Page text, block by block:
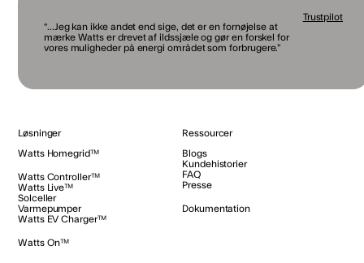
“...Jeg kan ikke andet end sige, det er en fornøjelse at
mærke Watts er drevet af ildssjæle og gør en forskel for
vores muligheder på energi området som forbrugere.”
Trustpilot
Løsninger
Watts Homegrid™
Watts Controller™
Watts Live™
Solceller
Varmepumper
Watts EV Charger™
Watts On™
Ressourcer
Blogs
Kundehistorier
FAQ
Presse
Dokumentation